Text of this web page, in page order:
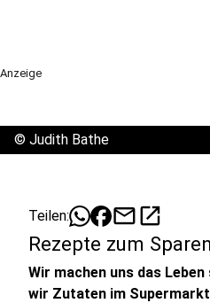
Anzeige
© Judith Bathe
Teilen: mailopen_in_new
Rezepte zum Sparen
Wir machen uns das
wir Zutaten im